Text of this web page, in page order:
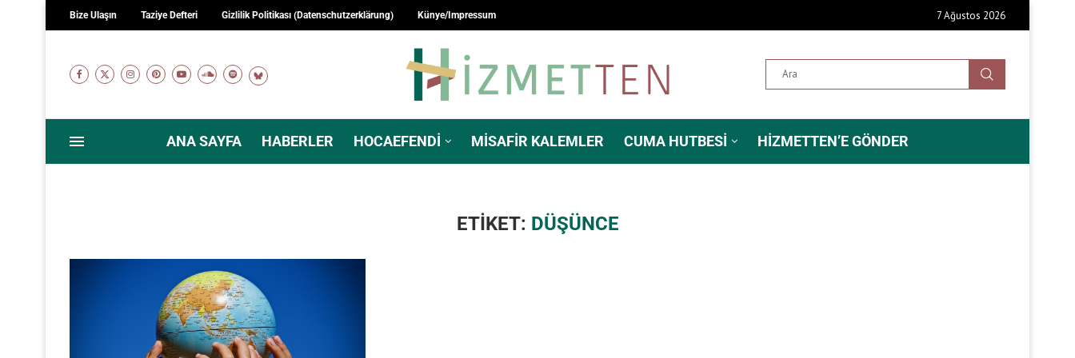
Bize Ulaşın Taziye Defteri Gizlilik Politikası (Datenschutzerklärung) Künye/Impressum 7 Ağustos 2026
ANA SAYFA HABERLER HOCAEFENDI MISAFIR KALEMLER CUMA HUTBESI HIZMETTEN’E GÖNDER
ETIKET: DÜŞÜNCE